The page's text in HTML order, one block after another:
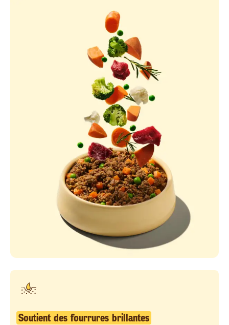
Soutient des fourrures brillantes